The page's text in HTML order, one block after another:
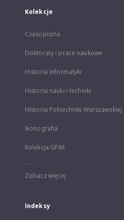
Kolekcje
Czasopisma
Doktoraty i prace naukowe
Historia informatyki
Historia nauki i techniki
Historia Politechniki Warszawskiej
Ikonografia
Kolekcja GPiM
...
Zobacz więcej
Indeksy